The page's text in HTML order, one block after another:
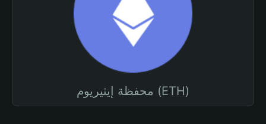
محفظة إيثيريوم (ETH)